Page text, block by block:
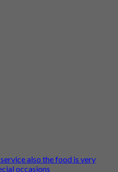
also the food is very
occasions